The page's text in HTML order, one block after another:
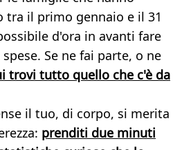
il primo gennaio e il 31
d'ora in avanti fare
Se ne fai parte, o ne
trovi tutto quello che c'è da
il tuo, di corpo, si merita
prenditi due minuti